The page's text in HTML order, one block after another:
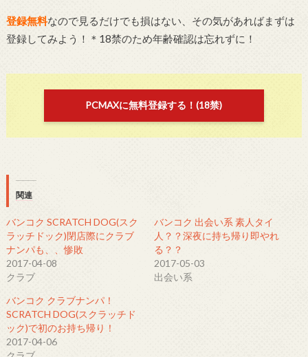
登録無料なので見るだけでも損はない、その気があればまずは
登録してみよう！＊18禁のため年齢確認は忘れずに！
PCMAXに無料登録する！(18禁)
関連
バンコク SCRATCH DOG(スク
ラッチドック)閉店際にクラブ
ナンパも、、惨敗
2017-04-08
クラブ
バンコク 出会い系 素人タイ
人？？深夜に持ち帰り即やれ
る？？
2017-05-03
出会い系
バンコク クラブナンパ！
SCRATCH DOG(スクラッチド
ック)で初のお持ち帰り！
2017-04-06